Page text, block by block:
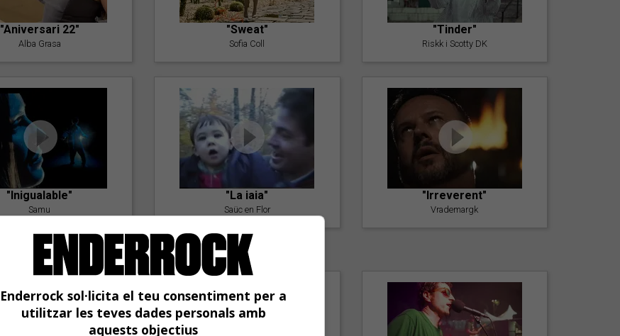
"Aniversari 22"
Alba Grasa
"Sweat"
Sofia Coll
"Tinder"
Riskk i Scotty DK
"Inigualable"
Samu
"La iaia"
Saüc en Flor
"Irreverent"
Vrademargk
Enderrock sol·licita el teu consentiment per a
utilitzar les teves dades personals amb
aquests objectius